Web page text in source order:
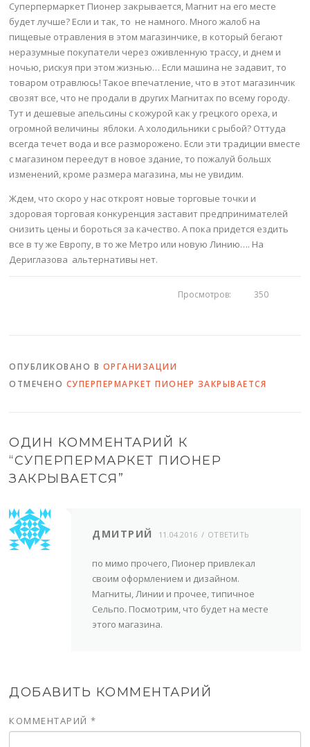
Суперпермаркет Пионер закрывается, Магнит на его месте
будет лучше? Если и так, то не намного. Много жалоб на
пищевые отравления в этом магазинчике, в который бегают
неразумные покупатели через оживленную трассу, и днем и
ночью, рискуя при этом жизнью… Если машина не задавит, то
товаром отравлюсь! Такое впечатление, что в этот магазинчик
свозят все, что не продали в других Магнитах по всему городу.
Тут и дешевые апельсины с кожурой как у грецкого ореха, и
огромной величины яблоки. А холодильники с рыбой? Оттуда
всегда течет вода и все разморожено. Если эти традиции вместе
с магазином переедут в новое здание, то пожалуй большх
изменений, кроме размера магазина, мы не увидим.
Ждем, что скоро у нас откроят новые торговые точки и
здоровая торговая конкуренция заставит предпринимателей
снизить цены и бороться за качество. А пока придется ездить
все в ту же Европу, в то же Метро или новую Линию…. На
Дериглазова альтернативы нет.
Просмотров: 350
ОПУБЛИКОВАНО В ОРГАНИЗАЦИИ
ОТМЕЧЕНО СУПЕРПЕРМАРКЕТ ПИОНЕР ЗАКРЫВАЕТСЯ
ОДИН КОММЕНТАРИЙ К
“СУПЕРПЕРМАРКЕТ ПИОНЕР
ЗАКРЫВАЕТСЯ ”
ДМИТРИЙ 11.04.2016 ОТВЕТИТЬ
по мимо прочего, Пионер привлекал
своим оформлением и дизайном.
Магниты, Линии и прочее, типичное
Сельпо. Посмотрим, что будет на месте
этого магазина.
ДОБАВИТЬ КОММЕНТАРИЙ
КОММЕНТАРИЙ*